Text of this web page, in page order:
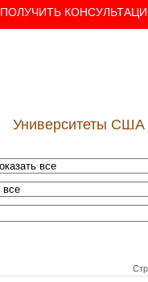
ПОЛУЧИТЬ
Университеты США